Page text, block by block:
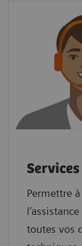
Services
Permettre
toutes vos